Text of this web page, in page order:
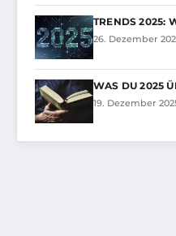
TRENDS 2025:
26. Dezember
WAS DU 2025
19. Dezember